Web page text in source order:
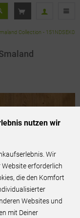
Collection -
nutzen wir
Wir
Website erforderlich
die den Komfort
Websites und
mit Deiner